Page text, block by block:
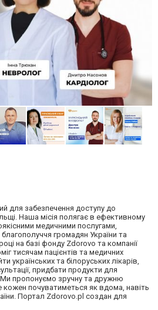
для забезпечення доступу до
Наша місія полягає в ефективному
медичними послугами,
благополуччя громадян України та
на базі фонду Zdorovo та компанії
тисячам пацієнтів та медичних
українських та білоруських лікарів,
придбати продукти для
пропонуємо зручну та дружню
кожен почуватиметься як вдома, навіть
Портал Zdorovo.pl создан для